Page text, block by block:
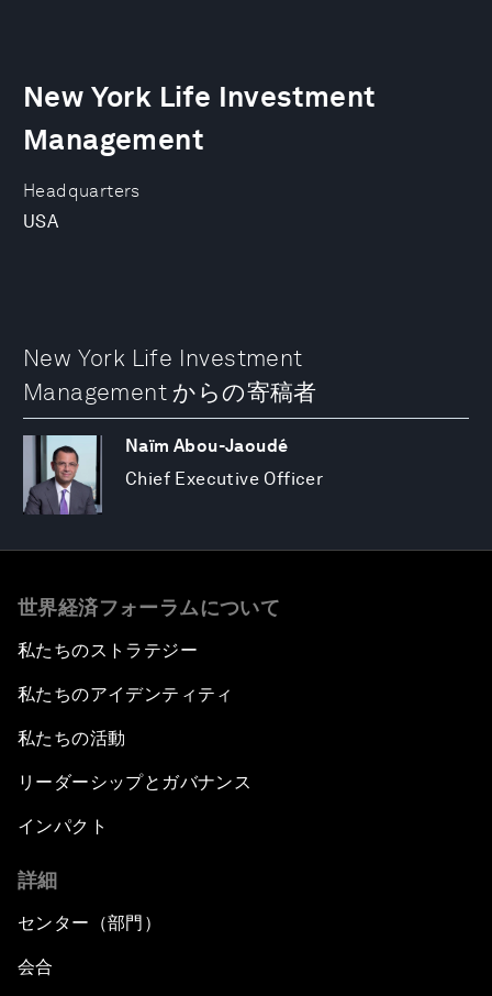
Headquarters
USA
New York Life Investment
Management
New York Life Investment
Management からの寄稿者
Naïm Abou-Jaoudé
Chief Executive Officer
世界経済フォーラムについて
私たちのストラテジー
私たちのアイデンティティ
私たちの活動
リーダーシップとガバナンス
インパクト
詳細
センター（部門）
会合